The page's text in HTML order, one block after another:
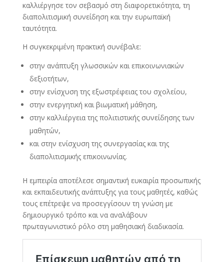
καλλιέργησε τον σεβασμό στη διαφορετικότητα, τη
διαπολιτισμική συνείδηση και την ευρωπαϊκή
ταυτότητα.
Η συγκεκριμένη πρακτική συνέβαλε:
στην ανάπτυξη γλωσσικών και επικοινωνιακών
δεξιοτήτων,
στην ενίσχυση της εξωστρέφειας του σχολείου,
στην ενεργητική και βιωματική μάθηση,
στην καλλιέργεια της πολιτιστικής συνείδησης των
μαθητών,
και στην ενίσχυση της συνεργασίας και της
διαπολιτισμικής επικοινωνίας.
Η εμπειρία αποτέλεσε σημαντική ευκαιρία προσωπικής
και εκπαιδευτικής ανάπτυξης για τους μαθητές, καθώς
τους επέτρεψε να προσεγγίσουν τη γνώση με
δημιουργικό τρόπο και να αναλάβουν
πρωταγωνιστικό ρόλο στη μαθησιακή διαδικασία.